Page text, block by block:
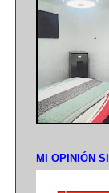
MI OPINIÓN